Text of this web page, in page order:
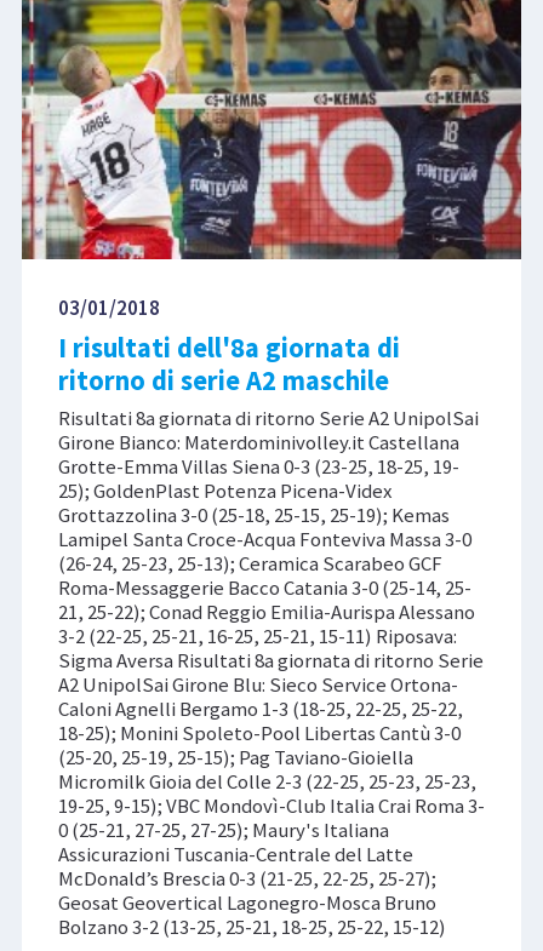
03/01/2018
I risultati dell'8a giornata di
ritorno di serie A2 maschile
Risultati 8a giornata di ritorno Serie A2 UnipolSai
Girone Bianco: Materdominivolley.it Castellana
Grotte-Emma Villas Siena 0-3 (23-25, 18-25, 19-
25); GoldenPlast Potenza Picena-Videx
Grottazzolina 3-0 (25-18, 25-15, 25-19); Kemas
Lamipel Santa Croce-Acqua Fonteviva Massa 3-0
(26-24, 25-23, 25-13); Ceramica Scarabeo GCF
Roma-Messaggerie Bacco Catania 3-0 (25-14, 25-
21, 25-22); Conad Reggio Emilia-Aurispa Alessano
3-2 (22-25, 25-21, 16-25, 25-21, 15-11) Riposava:
Sigma Aversa Risultati 8a giornata di ritorno Serie
A2 UnipolSai Girone Blu: Sieco Service Ortona-
Caloni Agnelli Bergamo 1-3 (18-25, 22-25, 25-22,
18-25); Monini Spoleto-Pool Libertas Cantù 3-0
(25-20, 25-19, 25-15); Pag Taviano-Gioiella
Micromilk Gioia del Colle 2-3 (22-25, 25-23, 25-23,
19-25, 9-15); VBC Mondovì-Club Italia Crai Roma 3-
0 (25-21, 27-25, 27-25); Maury's Italiana
Assicurazioni Tuscania-Centrale del Latte
McDonald’s Brescia 0-3 (21-25, 22-25, 25-27);
Geosat Geovertical Lagonegro-Mosca Bruno
Bolzano 3-2 (13-25, 25-21, 18-25, 25-22, 15-12)